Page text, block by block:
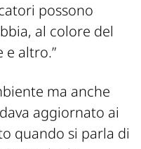
possono
al colore del
e altro.”
ma anche
aggiornato ai
quando si parla di